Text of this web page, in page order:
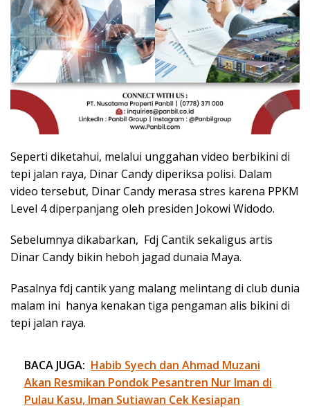
Seperti diketahui, melalui unggahan video berbikini di
tepi jalan raya, Dinar Candy diperiksa polisi. Dalam
video tersebut, Dinar Candy merasa stres karena PPKM
Level 4 diperpanjang oleh presiden Jokowi Widodo.
Sebelumnya dikabarkan, Fdj Cantik sekaligus artis
Dinar Candy bikin heboh jagad dunaia Maya.
Pasalnya fdj cantik yang malang melintang di club dunia
malam ini hanya kenakan tiga pengaman alis bikini di
tepi jalan raya.
BACA JUGA: Habib Syech dan Ahmad Muzani
Akan Resmikan Pondok Pesantren Nur Iman di
Pulau Kasu, Iman Sutiawan Cek Kesiapan